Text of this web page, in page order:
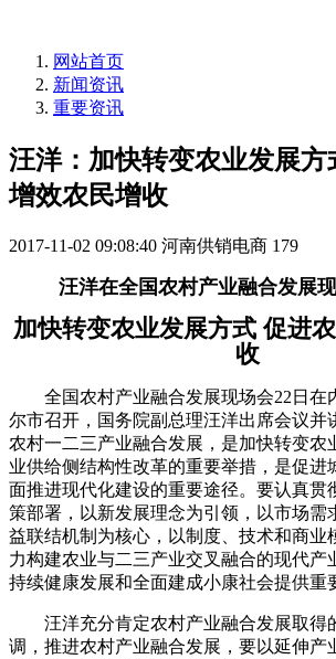
网站首页
新闻资讯
重要资讯
汪洋：加快转变农业发展方
增效农民增收
2017-11-02 09:08:40 河南供销电商 179
汪洋在全国农村产业融合发展
加快转变农业发展方式 促进
收
全国农村产业融合发展现场会22日在
尔市召开，国务院副总理汪洋出席会议并
农村一二三产业融合发展，是加快转变农
业供给侧结构性改革的重要举措，是促进
面推进现代化建设的重要途径。要认真贯
策部署，以新发展理念为引领，以市场需
益联结机制为核心，以制度、技术和商业
力构建农业与二三产业交叉融合的现代产
持续健康发展和全面建成小康社会提供重
汪洋充分肯定农村产业融合发展取得
调，推进农村产业融合发展，要以延伸产